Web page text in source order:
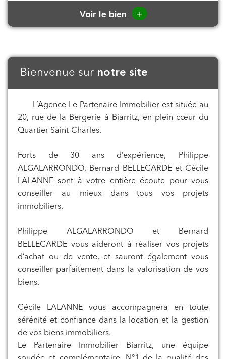
Voir le bien +
Bienvenue sur notre site
L’Agence Le Partenaire Immobilier est située au
20, rue de la Bergerie à Biarritz, en plein cœur du
Quartier Saint-Charles.
Forts de 30 ans d’expérience, Philippe
ALGALARRONDO, Bernard BELLEGARDE et Cécile
LALANNE sont à votre entière écoute pour vous
conseiller au mieux dans tous vos projets
immobiliers.
Philippe ALGALARRONDO et Bernard
BELLEGARDE vous aideront à réaliser vos projets
d’achat ou de vente, et sauront également vous
conseiller parfaitement dans la valorisation de vos
biens.
Cécile LALANNE vous accompagnera en toute
sérénité et confiance dans la location et la gestion
de vos biens immobiliers.
Le Partenaire Immobilier Biarritz, une équipe